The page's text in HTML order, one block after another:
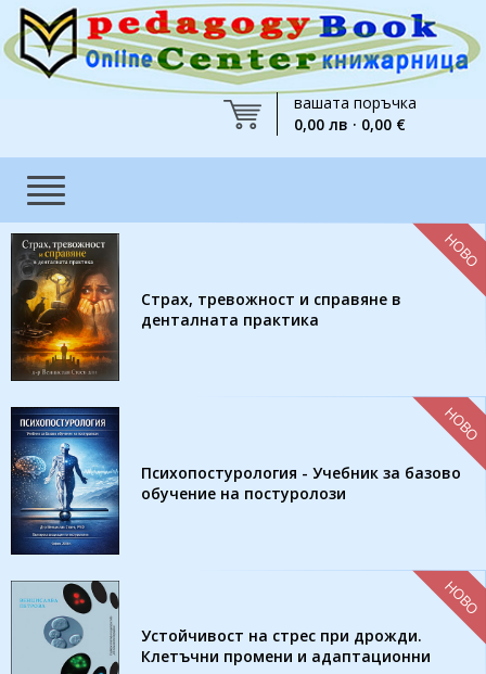
вашата поръчка
0,00 лв · 0,00 €
Страх, тревожност и справяне в
денталната практика
НОВО
Психопостурология - Учебник за базово
обучение на постуролози
НОВО
Устойчивост на стрес при дрожди.
Клетъчни промени и адаптационни
НОВО